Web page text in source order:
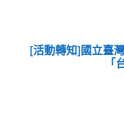
[活動轉知]國立臺